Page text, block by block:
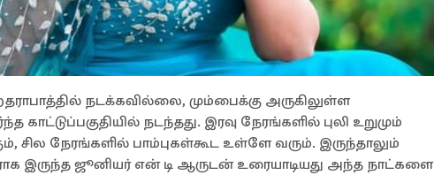
நடக்கவில்லை, மும்பைக்கு அருகிலுள்ள
நடந்தது. இரவு நேரங்களில் புலி உறுமும்
சில நேரங்களில் பாம்புகள்கூட உள்ளே வரும். இருந்தாலும்
இருந்த ஜூனியர் என் டி ஆருடன் உரையாடியது அந்த நாட்களை